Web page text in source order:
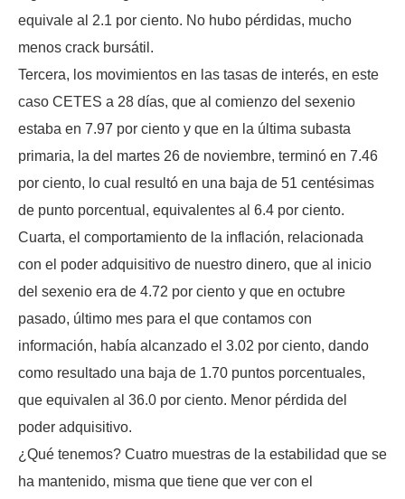
equivale al 2.1 por ciento. No hubo pérdidas, mucho
menos crack bursátil.
Tercera, los movimientos en las tasas de interés, en este
caso CETES a 28 días, que al comienzo del sexenio
estaba en 7.97 por ciento y que en la última subasta
primaria, la del martes 26 de noviembre, terminó en 7.46
por ciento, lo cual resultó en una baja de 51 centésimas
de punto porcentual, equivalentes al 6.4 por ciento.
Cuarta, el comportamiento de la inflación, relacionada
con el poder adquisitivo de nuestro dinero, que al inicio
del sexenio era de 4.72 por ciento y que en octubre
pasado, último mes para el que contamos con
información, había alcanzado el 3.02 por ciento, dando
como resultado una baja de 1.70 puntos porcentuales,
que equivalen al 36.0 por ciento. Menor pérdida del
poder adquisitivo.
¿Qué tenemos? Cuatro muestras de la estabilidad que se
ha mantenido, misma que tiene que ver con el